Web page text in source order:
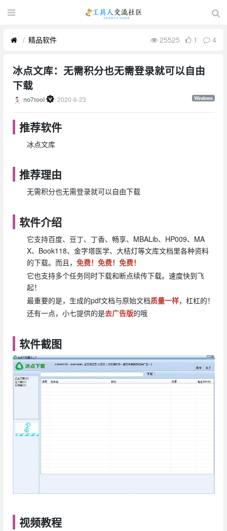
精品软件 25525 1 4
冰点文库：无需积分也无需登录就可以自由
下载
no7tool 2020-6-23 Windows
推荐软件
冰点文库
推荐理由
无需积分也无需登录就可以自由下载
软件介绍
它支持百度、豆丁、丁香、畅享、MBALib、HP009、MA
X、Book118、金字塔医学、大桔灯等文库文档里各种资料
的下载。而且， 免费！ 免费！ 免费！
它也支持多个任务同时下载和断点续传下载。速度快到飞
起！
最重要的是，生成的pdf文档与原始文档质量一样，杠杠的！
还有一点，小七提供的是去广告版的哦
软件截图
视频教程